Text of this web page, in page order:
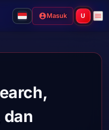
Masuk U
dan